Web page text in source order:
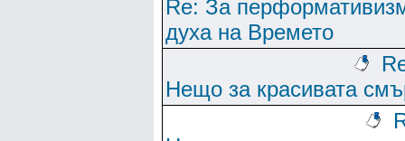
Re: За
духа на Времето
Нещо за красивата